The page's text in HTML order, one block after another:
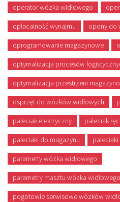
operator wózka widłowego
opłacalność wynajmu opony do
oprogramowanie magazynowe
optymalizacja procesów
optymalizacja przestrzeni
osprzęt do wózków widłowych
paleciak elektryczny paleciak
paleciaki do magazynu
paramerty wózka widłowego
parametry masztu wózka widłowego
pogotowie serwisowe wózków